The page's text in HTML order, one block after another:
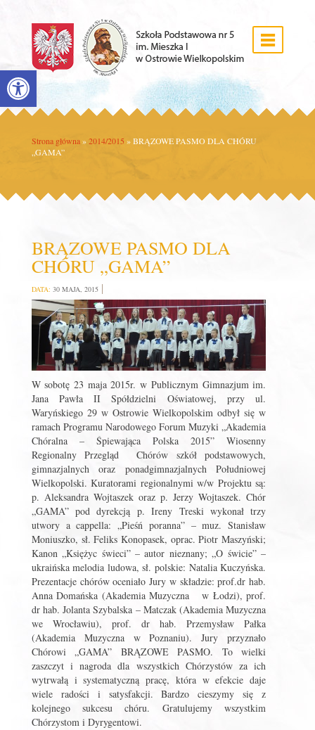
Open toolbar
Strona główna » 2014/2015 »BRĄZOWE PASMO DLA CHÓRU
„GAMA”
BRĄZOWE PASMO DLA
CHÓRU „GAMA”
DATA: 30 MAJA, 2015
W sobotę 23 maja 2015r. w Publicznym Gimnazjum im.
Jana Pawła II Spółdzielni Oświatowej, przy ul.
Waryńskiego 29 w Ostrowie Wielkopolskim odbył się w
ramach Programu Narodowego Forum Muzyki „Akademia
Chóralna – Śpiewająca Polska 2015” Wiosenny
Regionalny Przegląd Chórów szkół podstawowych,
gimnazjalnych oraz ponadgimnazjalnych Południowej
Wielkopolski. Kuratorami regionalnymi w/w Projektu są:
p. Aleksandra Wojtaszek oraz p. Jerzy Wojtaszek. Chór
„GAMA” pod dyrekcją p. Ireny Treski wykonał trzy
utwory a cappella: „Pieśń poranna” – muz. Stanisław
Moniuszko, sł. Feliks Konopasek, oprac. Piotr Maszyński;
Kanon „Księżyc świeci” – autor nieznany; „O świcie” –
ukraińska melodia ludowa, sł. polskie: Natalia Kuczyńska.
Prezentacje chórów oceniało Jury w składzie: prof.dr hab.
Anna Domańska (Akademia Muzyczna w Łodzi), prof.
dr hab. Jolanta Szybalska – Matczak (Akademia Muzyczna
we Wrocławiu), prof. dr hab. Przemysław Pałka
(Akademia Muzyczna w Poznaniu). Jury przyznało
Chórowi „GAMA” BRĄZOWE PASMO. To wielki
zaszczyt i nagroda dla wszystkich Chórzystów za ich
wytrwałą i systematyczną pracę, która w efekcie daje
wiele radości i satysfakcji. Bardzo cieszymy się z
kolejnego sukcesu chóru. Gratulujemy wszystkim
Chórzystom i Dyrygentowi.